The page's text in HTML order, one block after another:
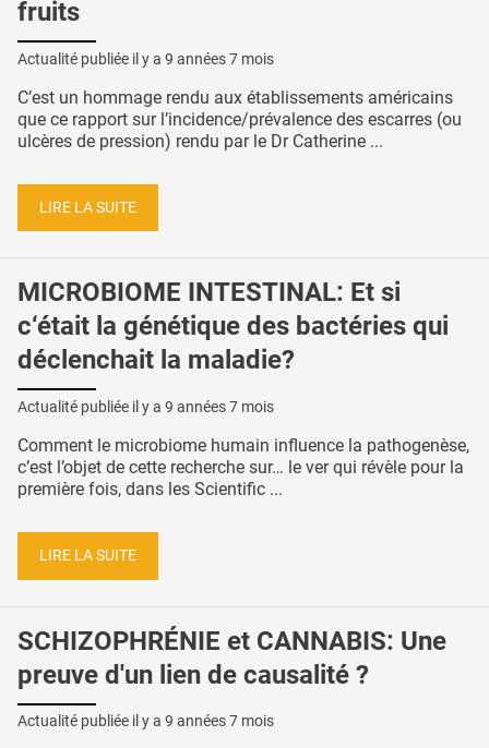
fruits
Actualité publiée il y a 9 années 7 mois
C’est un hommage rendu aux établissements américains
que ce rapport sur l’incidence/prévalence des escarres (ou
ulcères de pression) rendu par le Dr Catherine ...
LIRE LA SUITE
MICROBIOME INTESTINAL: Et si
c‘était la génétique des bactéries qui
déclenchait la maladie?
Actualité publiée il y a 9 années 7 mois
Comment le microbiome humain influence la pathogenèse,
c’est l’objet de cette recherche sur… le ver qui révèle pour la
première fois, dans les Scientific ...
LIRE LA SUITE
SCHIZOPHRÉNIE et CANNABIS: Une
preuve d'un lien de causalité ?
Actualité publiée il y a 9 années 7 mois